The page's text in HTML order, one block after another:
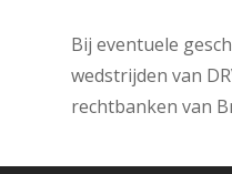
Bij eventuele
wedstrijden van
rechtbanken van